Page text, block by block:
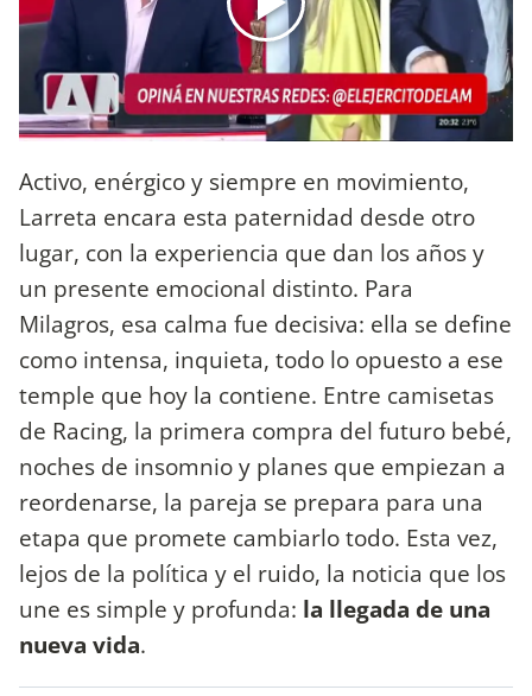
Activo, enérgico y siempre en movimiento,
Larreta encara esta paternidad desde otro
lugar, con la experiencia que dan los años y
un presente emocional distinto. Para
Milagros, esa calma fue decisiva: ella se define
como intensa, inquieta, todo lo opuesto a ese
temple que hoy la contiene. Entre camisetas
de Racing, la primera compra del futuro bebé,
noches de insomnio y planes que empiezan a
reordenarse, la pareja se prepara para una
etapa que promete cambiarlo todo. Esta vez,
lejos de la política y el ruido, la noticia que los
une es simple y profunda: la llegada de una
nueva vida.